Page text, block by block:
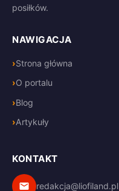
posiłków.
NAWIGACJA
Strona główna
O portalu
Blog
Artykuły
KONTAKT
redakcja@liofiland.pl